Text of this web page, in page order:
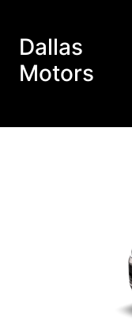
Dallas
Motors